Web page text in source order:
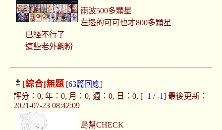
雨波500多顆星
左邊的可可也才800多顆星
已經不行了
這些老外齁粉
[綜合]無題[63篇回應]
評分：0, 年：0, 月：0, 週：0, 日：0, [+1 /-1] 最後更新：
2021-07-23 08:42:09
島幫CHECK